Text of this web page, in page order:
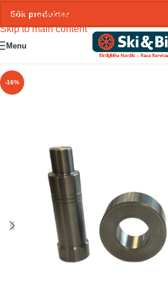
Skip to navigation
Skip to main content
Menu
-16%